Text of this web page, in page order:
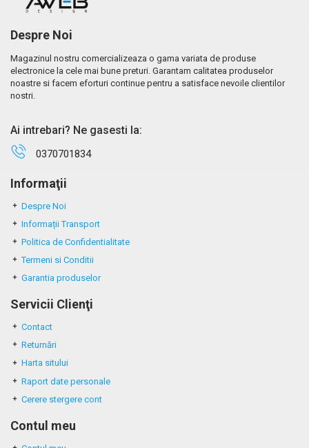
Despre Noi
Magazinul nostru comercializeaza o gama variata de produse
electronice la cele mai bune preturi. Garantam calitatea produselor
noastre si facem eforturi continue pentru a satisface nevoile clientilor
nostri.
Ai intrebari? Ne gasesti la:
0370701834
Informaţii
Despre Noi
Informații Transport
Politica de Confidentialitate
Termeni si Conditii
Garantia produselor
Servicii Clienţi
Contact
Returnări
Harta sitului
Raport date personale
Cerere stergere cont
Contul meu